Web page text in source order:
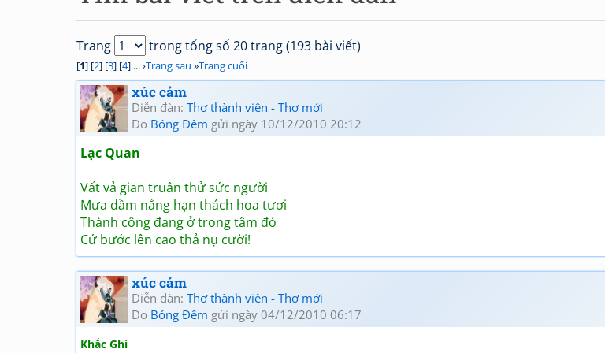
Trang trong tổng số 20 trang (193 bài viết)
[1] [2] [3] [4] ... ›Trang sau »Trang cuối
xúc cảm
Diễn đàn: Thơ thành viên - Thơ mới
Do Bóng Đêm gửi ngày 10/12/2010 20:12
Lạc Quan
Vất vả gian truân thử sức người
Mưa dầm nắng hạn thách hoa tươi
Thành công đang ở trong tâm đó
Cứ bước lên cao thả nụ cười!
xúc cảm
Diễn đàn: Thơ thành viên - Thơ mới
Do Bóng Đêm gửi ngày 04/12/2010 06:17
Khắc Ghi